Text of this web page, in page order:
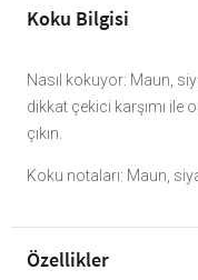
Koku Bilgisi
Nasıl kokuyor: Maun,
dikkat çekici karşımı ile
çıkın.
Koku notaları: Maun,
Özellikler